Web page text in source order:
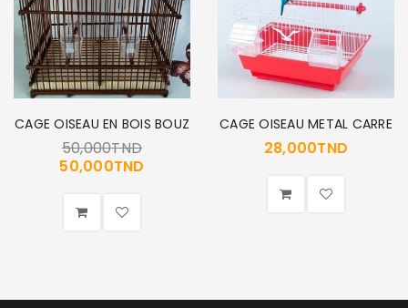
de passe*
SE CONNECTER
DE PASSE PERDU ?
CAGE OISEAU EN BOIS BOUZ
50,000TND
50,000TND
CAGE OISEAU METAL CARRE
28,000TND